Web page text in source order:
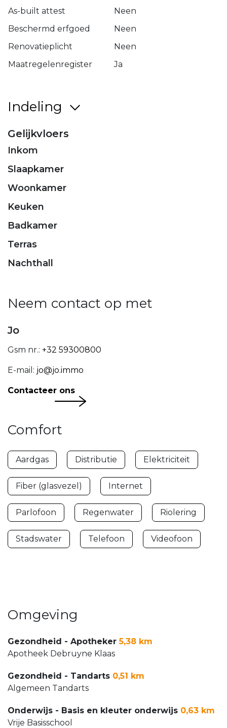
As-built attest
Neen
Beschermd erfgoed
Neen
Renovatieplicht
Neen
Maatregelenregister
Ja
Indeling
Gelijkvloers
Inkom
Slaapkamer
Woonkamer
Keuken
Badkamer
Terras
Nachthall
Neem contact op met
Jo
Gsm nr.: +32 59300800
E-mail: jo@jo.immo
Contacteer ons
Comfort
Aardgas Distributie Elektriciteit
Fiber (glasvezel) Internet
Parlofoon Regenwater Riolering
Stadswater Telefoon Videofoon
Omgeving
Gezondheid - Apotheker5,38 km
Apotheek Debruyne Klaas
Gezondheid - Tandarts 0,51 km
Algemeen Tandarts
Onderwijs - Basis en kleuter onderwijs 0,63 km
Vrije Basisschool